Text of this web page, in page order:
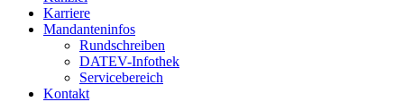
Karriere
Mandanteninfos
Rundschreiben
DATEV-Infothek
Servicebereich
Kontakt